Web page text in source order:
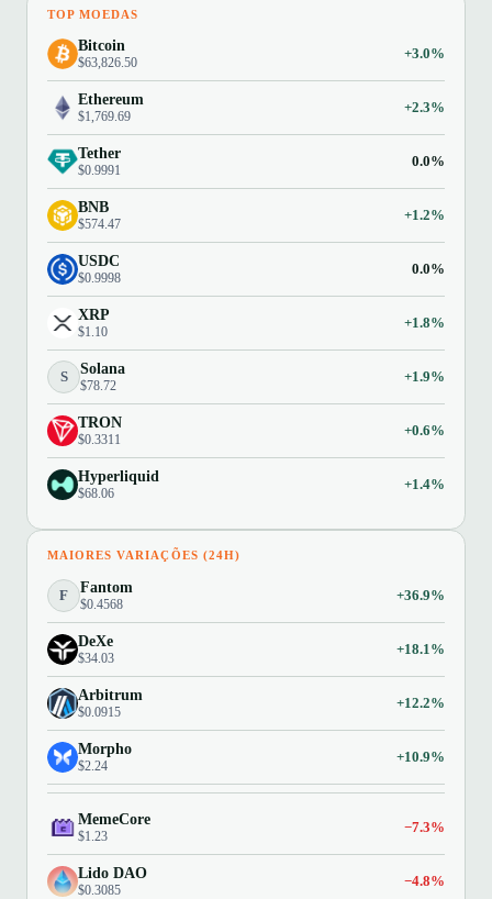
TOP MOEDAS
Bitcoin
$63,826.50
+3.0%
Ethereum
$1,769.69
+2.3%
Tether
$0.9991
0.0%
BNB
$574.47
+1.2%
USDC
$0.9998
0.0%
XRP
$1.10
+1.8%
S Solana
$78.72
+1.9%
TRON
$0.3311
+0.6%
Hyperliquid
$68.06
+1.4%
MAIORES VARIAÇÕES (24H)
F Fantom
$0.4568
+36.9%
DeXe
$34.03
+18.1%
Arbitrum
$0.0915
+12.2%
Morpho
$2.24
+10.9%
MemeCore
$1.23
−7.3%
Lido DAO
$0.3085
−4.8%